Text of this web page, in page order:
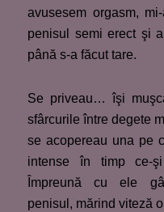
avusesem orgasm,
penisul semi erect şi
până s-a făcut tare.
Se priveau… îşi
sfârcurile între degete
se acopereau una pe
intense în timp ce-
Împreună cu ele
penisul, mărind viteză